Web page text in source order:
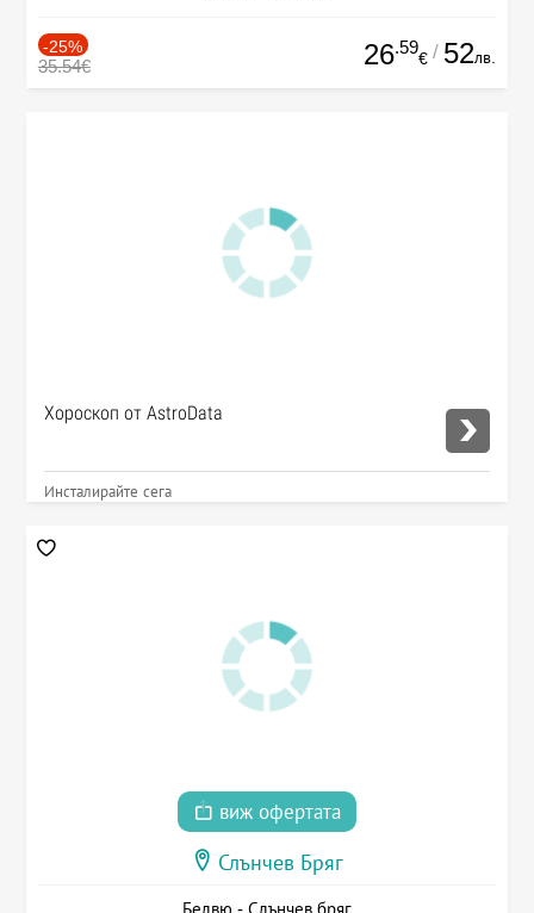
-25%
35.54€ 26.59
€ / 52лв.
Хороскоп от AstroData
Инсталирайте сега
виж офертата
Слънчев Бряг
Белвю - Слънчев бряг